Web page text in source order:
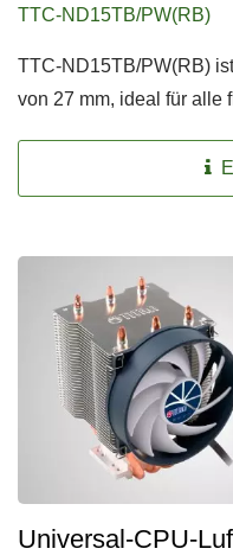
TTC-ND15TB/PW(RB)
TTC-ND15TB/PW(RB)
von 27 mm, ideal für alle
Universal-CPU-